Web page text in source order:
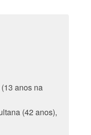
anos na
(42 anos),